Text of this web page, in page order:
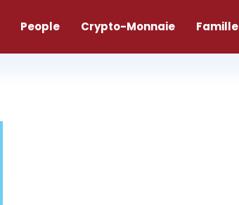
People Crypto-Monnaie Famille